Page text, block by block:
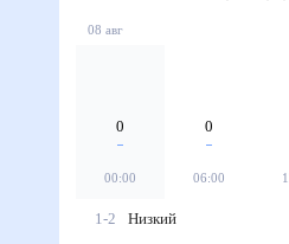
08 авг
0
00:00
0
06:00
1-2
Низкий